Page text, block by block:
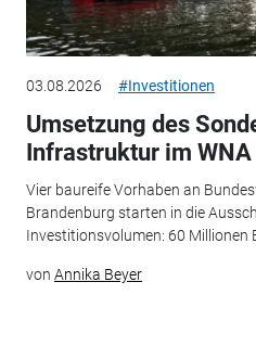
03.08.2026 #Investitionen
Umsetzung des
Infrastruktur im
Vier baureife Vorhaben an
Brandenburg starten in die
Investitionsvolumen: 60 Millionen
von Annika Beyer